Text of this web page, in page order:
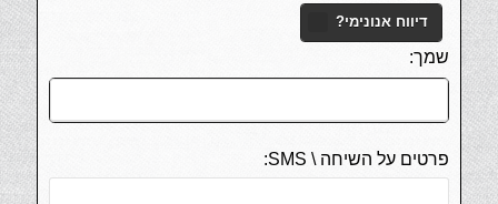
דיווח אנונימי?
שמך:
פרטים על השיחה \ SMS: